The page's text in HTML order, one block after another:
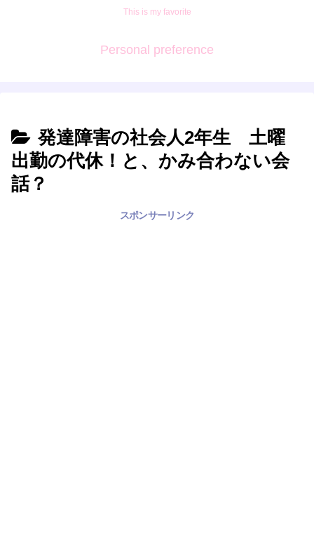
This is my favorite
Personal preference
発達障害の社会人2年生 土曜
出勤の代休！と、かみ合わない会
話？
スポンサーリンク